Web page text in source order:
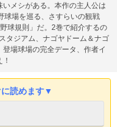
メシがある。本作の主人公は
球場を巡る、さすらいの観戦
球規則」だ。2巻で紹介するの
タジアム、ナゴヤドーム＆ナゴ
場球場の完全データ、作者イ
読めます▼